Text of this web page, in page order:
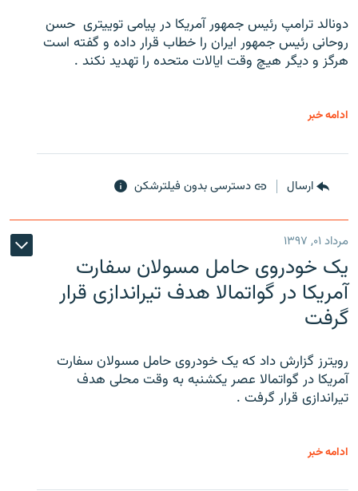
دونالد ترامپ رئیس جمهور آمریکا در پیامی توییتری ‌ حسن
روحانی رئیس جمهور ایران را خطاب قرار داده و گفته است
هرگز و دیگر هیچ وقت ایالات متحده را تهدید نکند .
ادامه خبر
ارسال دسترسی بدون فیلترشکن
مرداد ۰۱, ۱۳۹۷
یک خودروی حامل مسولان سفارت
آمریکا در گواتمالا هدف تیراندازی قرار
گرفت
رویترز گزارش داد که یک خودروی حامل مسولان سفارت
آمریکا در گواتمالا عصر یکشنبه به وقت محلی هدف
تیراندازی قرار گرفت .
ادامه خبر